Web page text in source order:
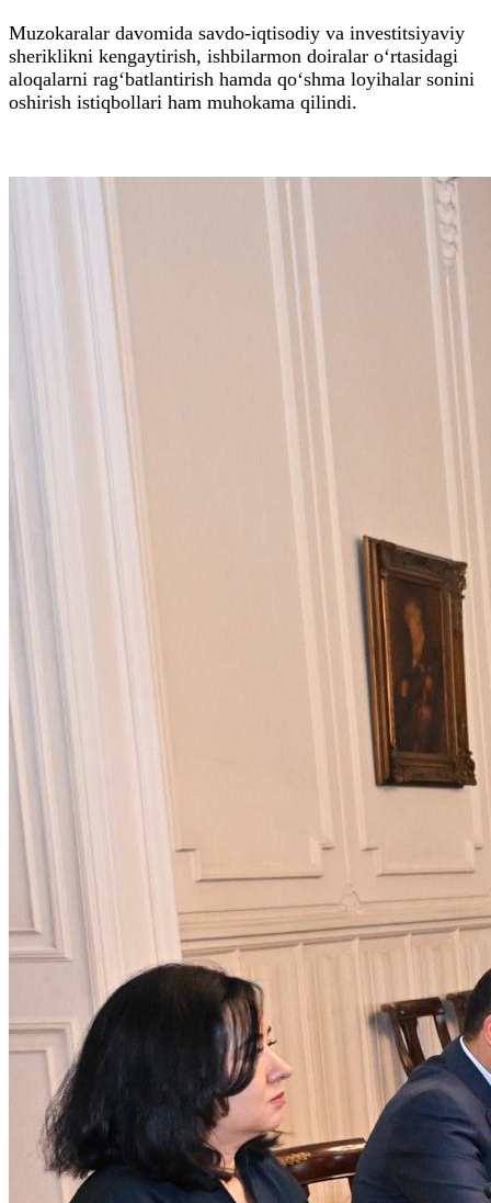
Muzokaralar davomida savdo-iqtisodiy va investitsiyaviy
sheriklikni kengaytirish, ishbilarmon doiralar o‘rtasidagi
aloqalarni rag‘batlantirish hamda qo‘shma loyihalar sonini
oshirish istiqbollari ham muhokama qilindi.